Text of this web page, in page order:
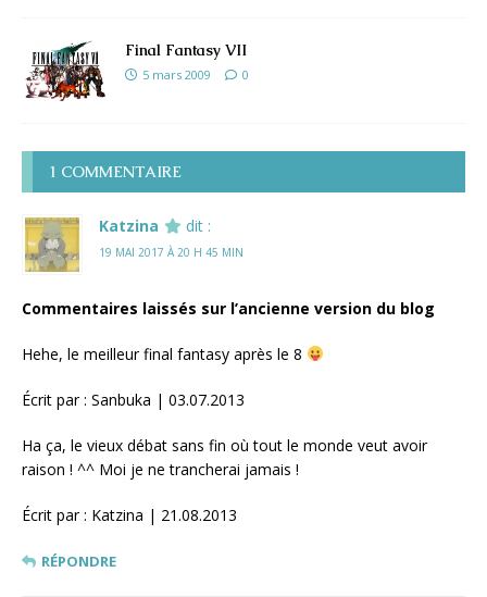
Final Fantasy VII
5 mars 2009 0
1 COMMENTAIRE
Katzina dit :
19 MAI 2017 À 20 H 45 MIN
Commentaires laissés sur l’ancienne version du blog
Hehe, le meilleur final fantasy après le 8
Écrit par : Sanbuka | 03.07.2013
Ha ça, le vieux débat sans fin où tout le monde veut avoir
raison ! ^^ Moi je ne trancherai jamais !
Écrit par : Katzina | 21.08.2013
RÉPONDRE